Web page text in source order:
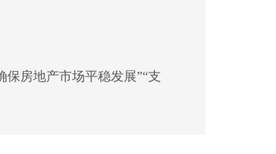
房地产市场平稳发展”“支